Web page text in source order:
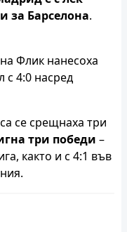
за Барселона.
Флик нанесоха
с 4:0 насред
се срещнаха три
три победи –
както и с 4:1 във